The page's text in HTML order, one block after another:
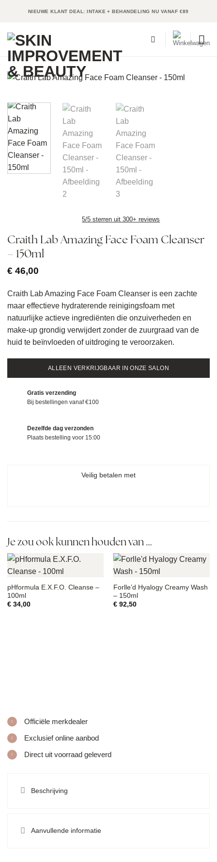
NIEUWE KLANT DEAL: INTAKE + BEHANDELING NU VANAF €89
5/5 sterren uit 300+ reviews
Craith Lab Amazing Face Foam Cleanser
– 150ml
€ 46,00
Craith Lab Amazing Face Foam Cleanser is een zachte
maar effectieve hydraterende reinigingsfoam met
natuurlijke actieve ingrediënten die onzuiverheden en
make-up grondig verwijdert zonder de zuurgraad van de
huid te beïnvloeden of uitdroging te veroorzaken.
ALLEEN VERKRIJGBAAR IN ONZE SALON
Gratis verzending
Bij bestellingen vanaf €100
Dezelfde dag verzonden
Plaats bestelling voor 15:00
Veilig betalen met
Je zou ook kunnen houden van …
pHformula E.X.F.O. Cleanse –
100ml
€34,00
Forlle’d Hyalogy Creamy Wash
– 150ml
€92,50
Officiële merkdealer
Exclusief online aanbod
Direct uit voorraad geleverd
Beschrijving
Aanvullende informatie